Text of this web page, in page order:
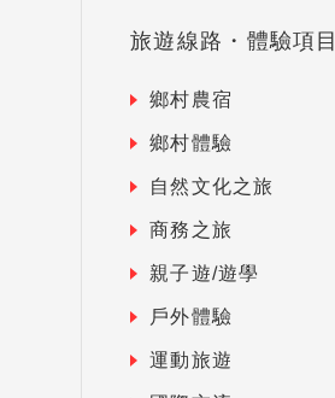
旅遊線路・體驗項目
鄉村農宿
鄉村體驗
自然文化之旅
商務之旅
親子遊/遊學
戶外體驗
運動旅遊